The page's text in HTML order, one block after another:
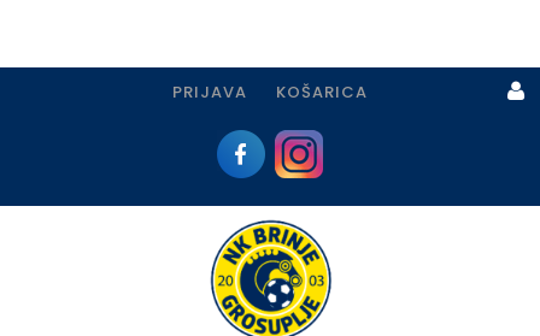
PRIJAVA KOŠARICA
Prijava
Registracija